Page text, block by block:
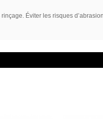
Éviter les risques